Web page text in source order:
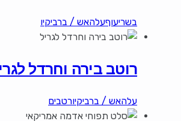
בשריעוףעלהאש / ברביקיו
רוטב בירה וחרדל
עלהאש / ברביקיורטבים